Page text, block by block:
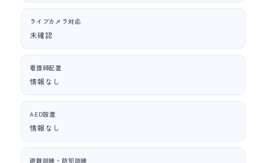
ライブカメラ対応
未確認
看護師配置
情報なし
AED設置
情報なし
避難訓練・防犯訓練